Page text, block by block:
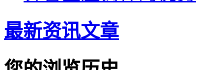
最新资讯文章